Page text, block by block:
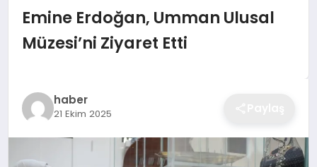
SAĞLIK
GÜNCEL
BESLENME
Emine Erdoğan, Umman Ulusal
Müzesi’ni Ziyaret Etti
haber
21 Ekim 2025